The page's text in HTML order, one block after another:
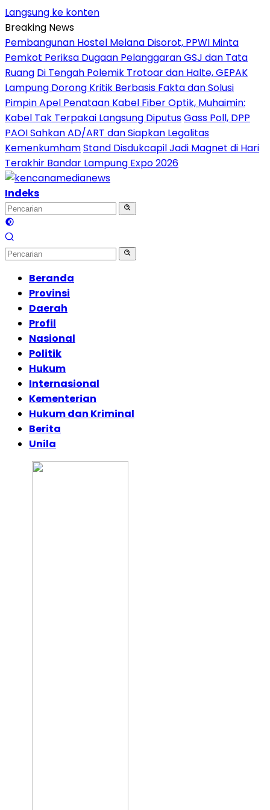
Langsung ke konten
Breaking News
Pembangunan Hostel Melana Disorot, PPWI Minta
Pemkot Periksa Dugaan Pelanggaran GSJ dan Tata
Ruang Di Tengah Polemik Trotoar dan Halte, GEPAK
Lampung Dorong Kritik Berbasis Fakta dan Solusi
Pimpin Apel Penataan Kabel Fiber Optik, Muhaimin:
Kabel Tak Terpakai Langsung DiputusGass Poll, DPP
PAOI Sahkan AD/ART dan Siapkan Legalitas
KemenkumhamStand Disdukcapil Jadi Magnet di Hari
Terakhir Bandar Lampung Expo 2026
Indeks
Beranda
Provinsi
Daerah
Profil
Nasional
Politik
Hukum
Internasional
Kementerian
Hukum dan Kriminal
Berita
Unila